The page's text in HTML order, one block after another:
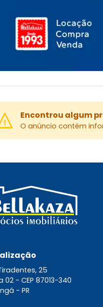
Encontrou algum
O anúncio contém
25
02 - CEP 87013-340
- PR